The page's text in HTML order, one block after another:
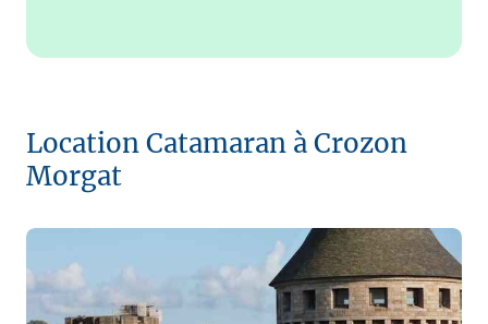
Location Catamaran à Crozon
Morgat